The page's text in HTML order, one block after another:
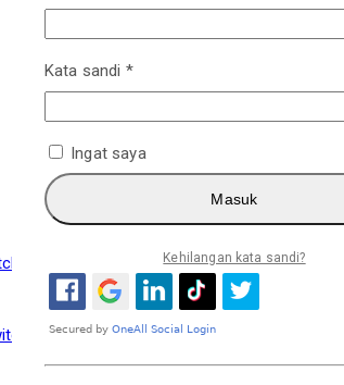
2 Edition Switch2 NS2 Game
Kata sandi *Wajib
Ingat saya
Masuk
Kehilangan kata sandi?